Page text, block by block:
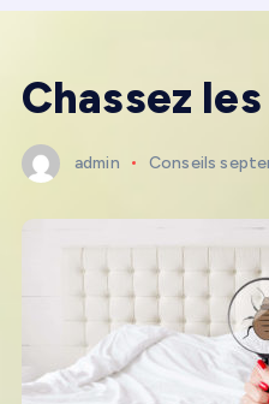
Chassez
admin Conseils